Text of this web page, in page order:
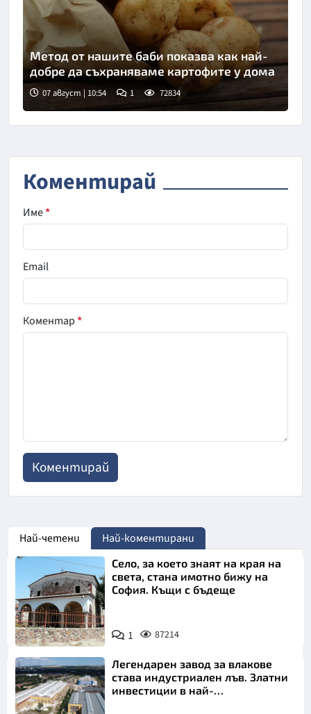
Снимка: Пиксабей
Метод от нашите баби показва как най-
добре да съхраняваме картофите у дома
07 август | 10:54 1 72834
Коментирай
Име*
Email
Коментар*
Най-четени Най-коментирани
Село, за което знаят на края на
света, стана имотно бижу на
София. Къщи с бъдеще
1 87214
Легендарен завод за влакове
става индустриален лъв. Златни
инвестиции в най-